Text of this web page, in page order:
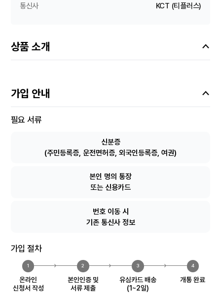
통신사
KCT (티플러스)
상품 소개
가입 안내
필요 서류
신분증
(주민등록증, 운전면허증, 외국인등록증, 여권)
본인 명의 통장
또는 신용카드
번호 이동 시
기존 통신사 정보
가입 절차
1
온라인
신청서 작성
2
본인인증 및
서류 제출
3
유심카드 배송
(1~2일)
4
개통 완료